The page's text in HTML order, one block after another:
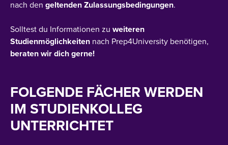
nach den geltenden Zulassungsbedingungen.
Solltest du Informationen zu weiteren
Studienmöglichkeiten nach Prep4University benötigen,
beraten wir dich gerne!
FOLGENDE FÄCHER WERDEN
IM STUDIENKOLLEG
UNTERRICHTET